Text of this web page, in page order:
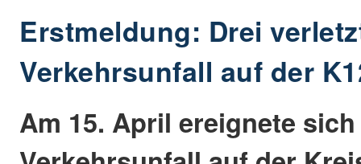
Erstmeldung: Drei
Verkehrsunfall auf der
Am 15. April ereignete